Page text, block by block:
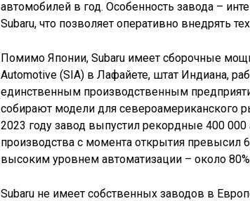
автомобилей в год. Особенность завода –
Subaru, что позволяет оперативно внедрять
Помимо Японии, Subaru имеет сборочные
Automotive (SIA) в Лафайете, штат Индиана,
единственным производственным
собирают модели для североамериканского
2023 году завод выпустил рекордные 400
производства с момента открытия превысил
высоким уровнем автоматизации – около
Subaru не имеет собственных заводов в